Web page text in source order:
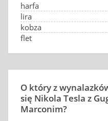
harfa
lira
kobza
flet
O który z
się Nikola Tesla z
Marconim?